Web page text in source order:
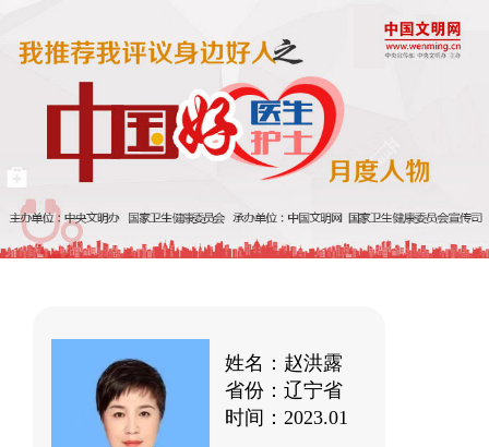
姓名：赵洪露
省份：辽宁省
时间：2023.01